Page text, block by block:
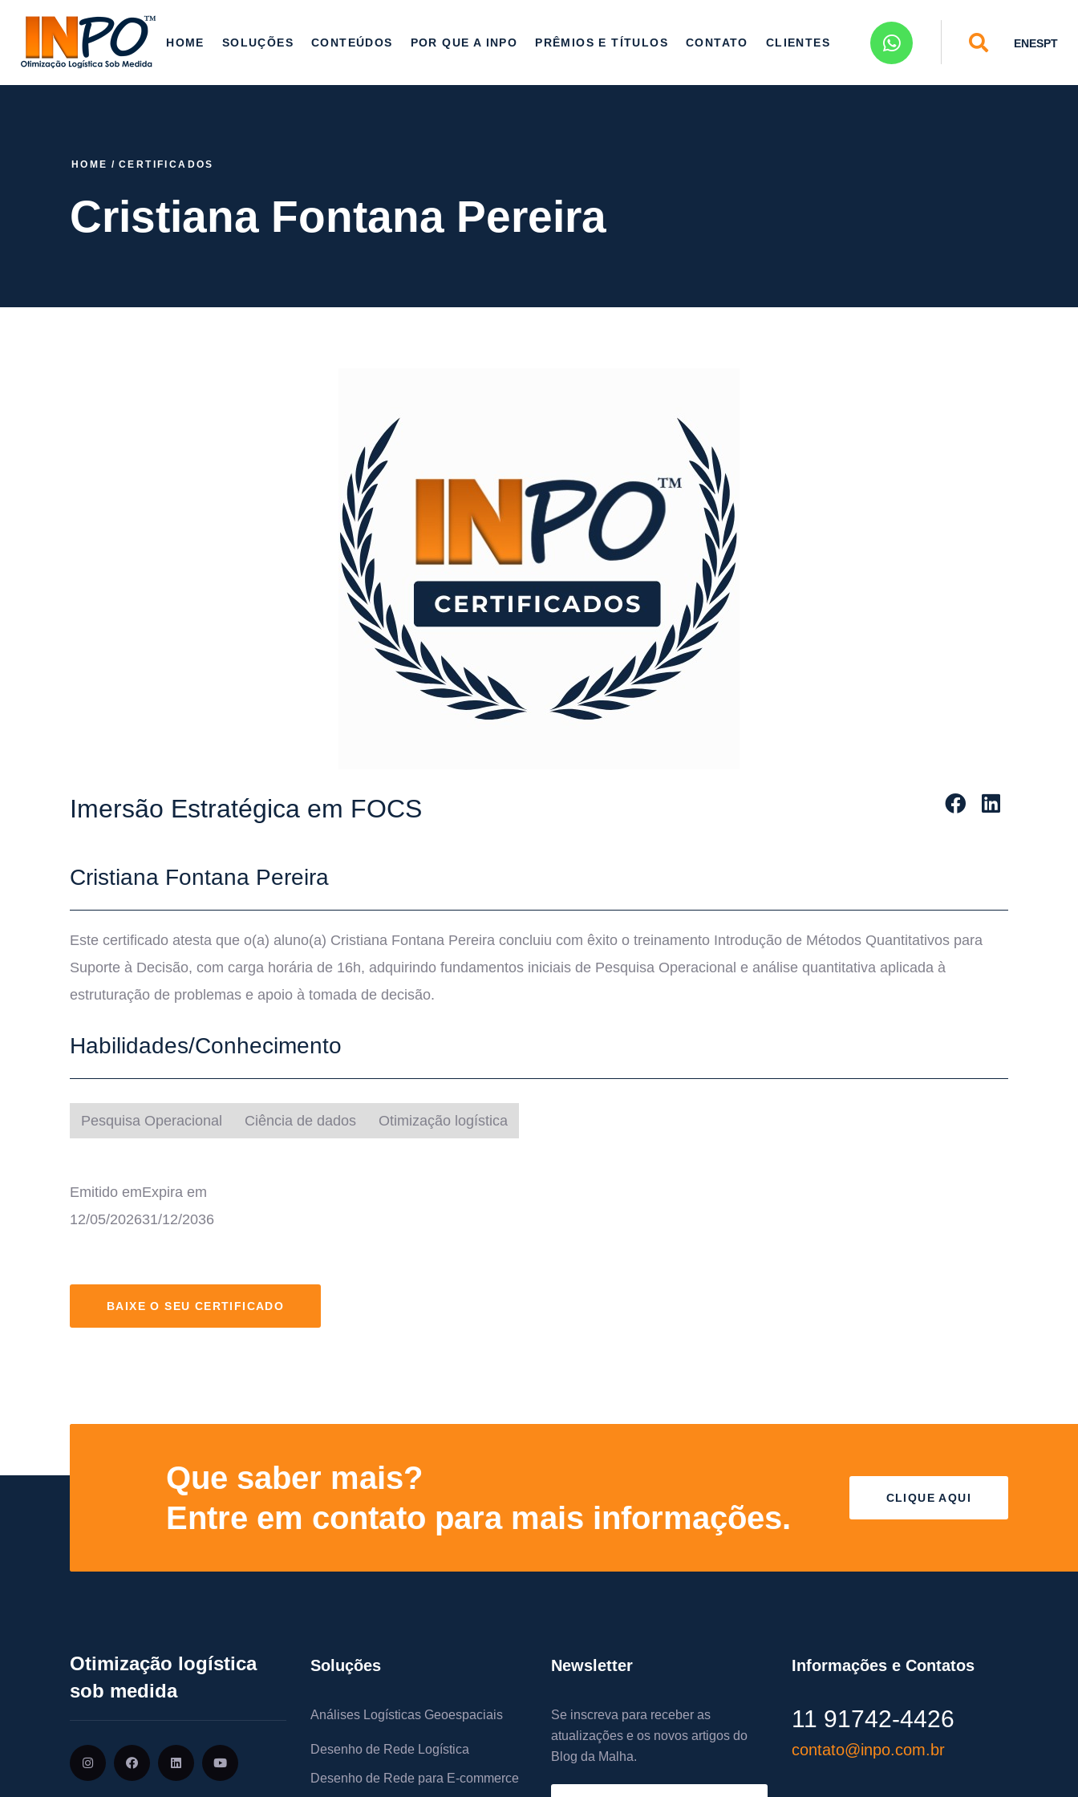
HOME SOLUÇÕES CONTEÚDOS POR QUE A INPO PRÊMIOS E TÍTULOS CONTATO CLIENTES ENESPT
HOME / CERTIFICADOS
Cristiana Fontana Pereira
Imersão Estratégica em FOCS
Cristiana Fontana Pereira
Este certificado atesta que o(a) aluno(a) Cristiana Fontana Pereira concluiu com êxito o treinamento Introdução de Métodos Quantitativos para
Suporte à Decisão, com carga horária de 16h, adquirindo fundamentos iniciais de Pesquisa Operacional e análise quantitativa aplicada à
estruturação de problemas e apoio à tomada de decisão.
Habilidades/Conhecimento
Pesquisa Operacional Ciência de dados Otimização logística
Emitido em
12/05/2026
Expira em
31/12/2036
BAIXE O SEU CERTIFICADO
Que saber mais?
Entre em contato para mais informações.
CLIQUE AQUI
Otimização logística
sob medida
Soluções
Análises Logísticas Geoespaciais
Desenho de Rede Logística
Desenho de Rede para E-commerce
Newsletter
Se inscreva para receber as
atualizações e os novos artigos do
Blog da Malha.
Informações e Contatos
11 91742-4426
contato@inpo.com.br